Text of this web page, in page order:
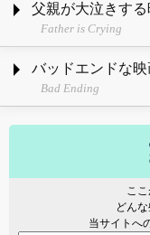
父親が大泣きす
Father is Crying
バッドエンドな映
Bad Ending
こ
どん
当サイトへ